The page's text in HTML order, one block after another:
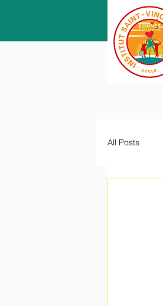
All Posts